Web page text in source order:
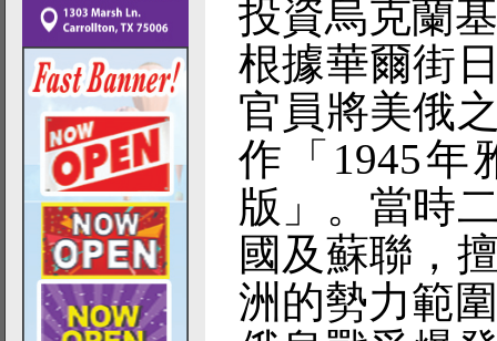
投資烏克蘭
根據華爾街
官員將美俄
作「1945年
版」。當時
國及蘇聯，
洲的勢力範